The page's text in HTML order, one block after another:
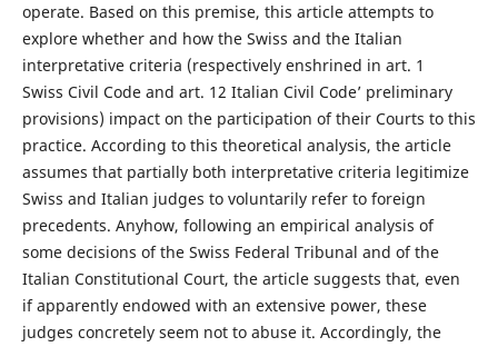
operate. Based on this premise, this article attempts to
explore whether and how the Swiss and the Italian
interpretative criteria (respectively enshrined in art. 1
Swiss Civil Code and art. 12 Italian Civil Code’ preliminary
provisions) impact on the participation of their Courts to this
practice. According to this theoretical analysis, the article
assumes that partially both interpretative criteria legitimize
Swiss and Italian judges to voluntarily refer to foreign
precedents. Anyhow, following an empirical analysis of
some decisions of the Swiss Federal Tribunal and of the
Italian Constitutional Court, the article suggests that, even
if apparently endowed with an extensive power, these
judges concretely seem not to abuse it. Accordingly, the